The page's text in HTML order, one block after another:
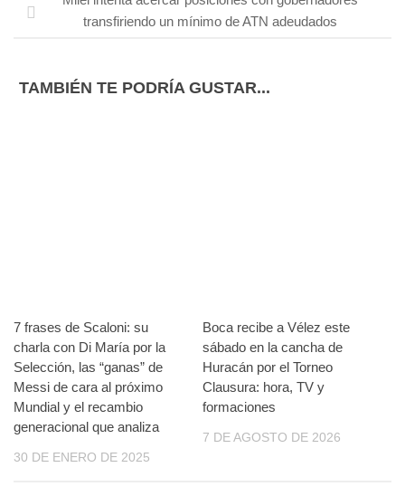
transfiriendo un mínimo de ATN adeudados
TAMBIÉN TE PODRÍA GUSTAR...
7 frases de Scaloni: su
charla con Di María por la
Selección, las “ganas” de
Messi de cara al próximo
Mundial y el recambio
generacional que analiza
30 DE ENERO DE 2025
Boca recibe a Vélez este
sábado en la cancha de
Huracán por el Torneo
Clausura: hora, TV y
formaciones
7 DE AGOSTO DE 2026